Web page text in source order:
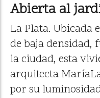
Abierta al
La Plata.
de baja densidad,
la ciudad, esta
arquitecta
por su